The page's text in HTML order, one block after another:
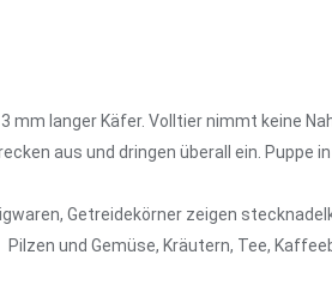
mm langer Käfer. Volltier nimmt keine
aus und dringen überall ein. Puppe
Getreidekörner zeigen
Pilzen und Gemüse, Kräutern, Tee,